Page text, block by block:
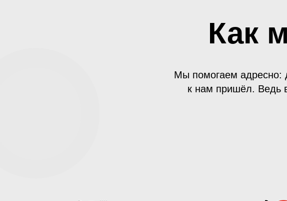
Как
Мы помогаем адресно:
к нам пришёл. Ведь